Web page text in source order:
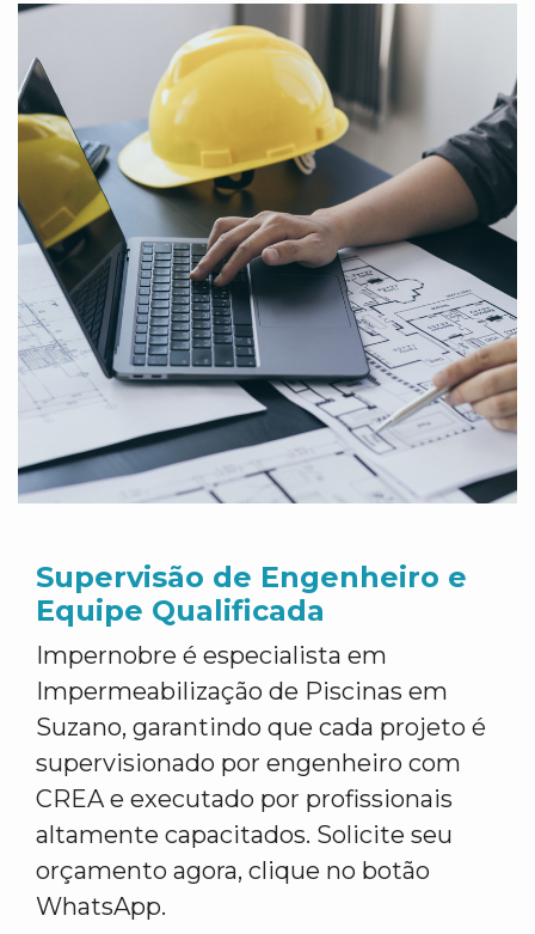
Supervisão de Engenheiro e
Equipe Qualificada
Impernobre é especialista em
Impermeabilização de Piscinas em
Suzano, garantindo que cada projeto é
supervisionado por engenheiro com
CREA e executado por profissionais
altamente capacitados. Solicite seu
orçamento agora, clique no botão
WhatsApp.